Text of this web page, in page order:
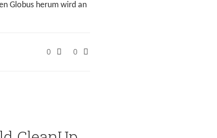
Globus herum wird an
0 0